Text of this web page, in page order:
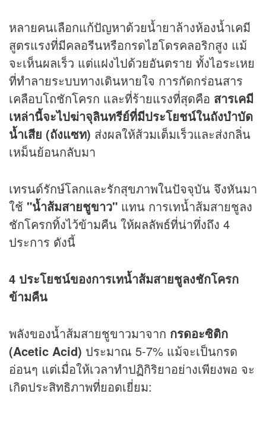
หลายคนเลือกแก้ปัญหาด้วยน้ำยาล้างห้องน้ำเคมี
สูตรแรงที่มีคลอรีนหรือกรดไฮโดรคลอริกสูง แม้
จะเห็นผลเร็ว แต่แฝงไปด้วยอันตราย ทั้งไอระเหย
ที่ทำลายระบบทางเดินหายใจ การกัดกร่อนสาร
เคลือบโถชักโครก และที่ร้ายแรงที่สุดคือ สารเคมี
เหล่านี้จะไปฆ่าจุลินทรีย์ที่มีประโยชน์ในถังบำบัด
น้ำเสีย (ถังแซท) ส่งผลให้ส้วมเต็มเร็วและส่งกลิ่น
เหม็นย้อนกลับมา
เทรนด์รักษ์โลกและรักสุขภาพในปัจจุบัน จึงหันมา
ใช้ "น้ำส้มสายชูขาว" แทน การเทน้ำส้มสายชูลง
ชักโครกทิ้งไว้ข้ามคืน ให้ผลลัพธ์ที่น่าทึ่งถึง 4
ประการ ดังนี้
4 ประโยชน์ของการเทน้ำส้มสายชูลงชักโครก
ข้ามคืน
พลังของน้ำส้มสายชูขาวมาจาก กรดอะซิติก
(Acetic Acid) ประมาณ 5-7% แม้จะเป็นกรด
อ่อนๆ แต่เมื่อให้เวลาทำปฏิกิริยาอย่างเพียงพอ จะ
เกิดประสิทธิภาพที่ยอดเยี่ยม: